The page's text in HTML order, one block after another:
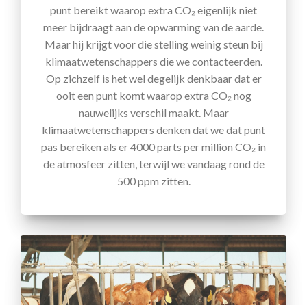
punt bereikt waarop extra CO₂ eigenlijk niet
meer bijdraagt aan de opwarming van de aarde.
Maar hij krijgt voor die stelling weinig steun bij
klimaatwetenschappers die we contacteerden.
Op zichzelf is het wel degelijk denkbaar dat er
ooit een punt komt waarop extra CO₂ nog
nauwelijks verschil maakt. Maar
klimaatwetenschappers denken dat we dat punt
pas bereiken als er 4000 parts per million CO₂ in
de atmosfeer zitten, terwijl we vandaag rond de
500 ppm zitten.